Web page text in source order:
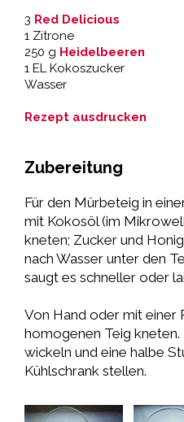
3 Red Delicious
1 Zitrone
250 g Heidelbeeren
1 EL Kokoszucker
Wasser
Rezept ausdrucken
Zubereitung
Für den Mürbeteig in
mit Kokosöl (im
kneten; Zucker und
nach Wasser unter den
saugt es schneller oder
Von Hand oder mit einer
homogenen Teig kneten.
wickeln und eine halbe
Kühlschrank stellen.